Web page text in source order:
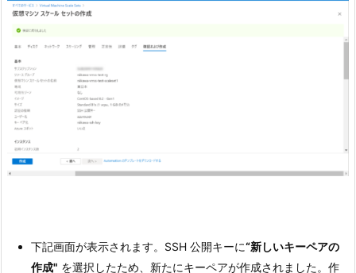
下記画面が表示されます。SSH 公開キーに“新しいキーペアの
作成" を選択したため、新たにキーペアが作成されました。作